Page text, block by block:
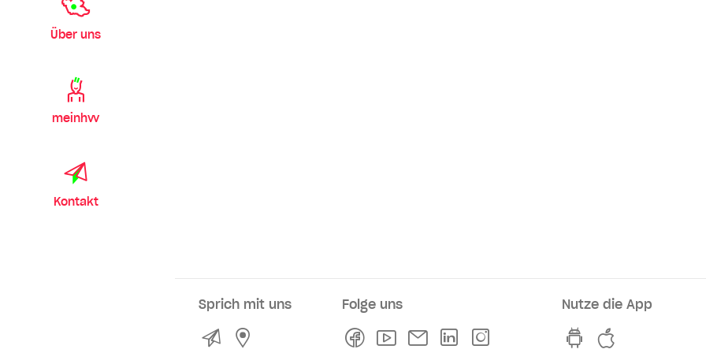
Über uns
meinhvv
Kontakt
Sprich mit uns
KontaktService- und Verkaufsstellen
Folge uns
FacebookYoutubeNewsletterLinkedln
Nutze die App
hvv switch App